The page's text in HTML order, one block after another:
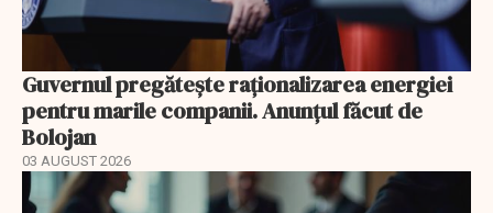
Guvernul pregătește raționalizarea energiei
pentru marile companii. Anunțul făcut de
Bolojan
03 AUGUST 2026